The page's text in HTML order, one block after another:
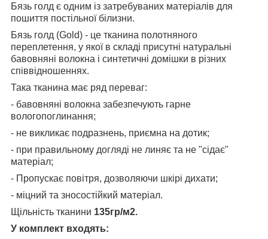
Бязь голд є одним із затребуваних матеріалів для
пошиття постільної білизни.
Бязь голд (Gold) - це тканина полотняного
переплетення, у якої в складі присутні натуральні
бавовняні волокна і синтетичні домішки в різних
співвідношеннях.
Така тканина має ряд переваг:
- бавовняні волокна забезпечують гарне
вологопоглинання;
- не викликає подразнень, приємна на дотик;
- при правильному догляді не линяє та не "сідає"
матеріал;
- Пропускає повітря, дозволяючи шкірі дихати;
- міцний та зносостійкий матеріал.
Щільність тканини 135гр/м2.
У комплект входять: